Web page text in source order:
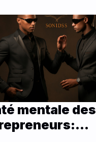
mentale des